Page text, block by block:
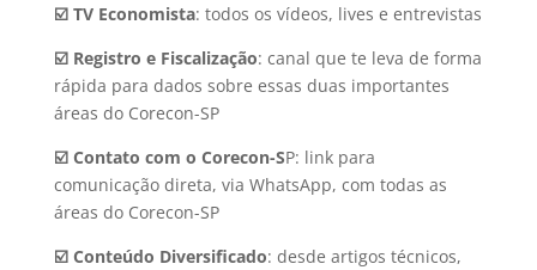
☑️ TV Economista: todos os vídeos, lives e entrevistas
☑️ Registro e Fiscalização: canal que te leva de forma
rápida para dados sobre essas duas importantes
áreas do Corecon-SP
☑️ Contato com o Corecon-SP: link para
comunicação direta, via WhatsApp, com todas as
áreas do Corecon-SP
☑️ Conteúdo Diversificado: desde artigos técnicos,